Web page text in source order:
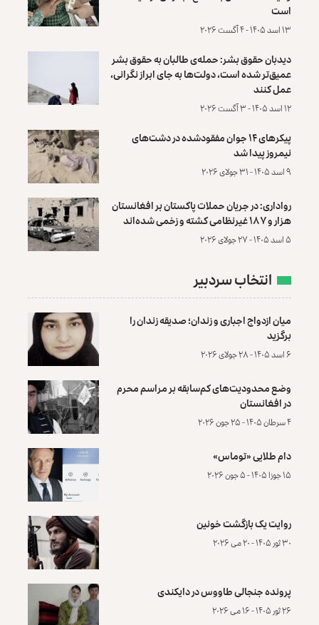
است
۱۳ اسد ۱۴۰۵ - ۴ آگست ۲۰۲۶
دیدبان حقوق بشر: حمله‌ی طالبان به حقوق بشر
عمیق‌تر شده است، دولت‌ها به جای ابراز نگرانی،
عمل کنند
۱۲ اسد ۱۴۰۵ - ۳ آگست ۲۰۲۶
پیکرهای ۱۴ جوان مفقودشده در دشت‌های
نیمروز پیدا شد
۹ اسد ۱۴۰۵ - ۳۱ جولای ۲۰۲۶
رواداری: در جریان حملات پاکستان بر افغانستان
هزار و ۱۸۷ غیرنظامی کشته و زخمی شده‌اند
۵ اسد ۱۴۰۵ - ۲۷ جولای ۲۰۲۶
انتخاب سردبیر
میان ازدواج اجباری و زندان؛ صدیقه زندان را
برگزید
۶ اسد ۱۴۰۵ - ۲۸ جولای ۲۰۲۶
وضع محدودیت‌های کم‌سابقه بر مراسم محرم
در افغانستان
۴ سرطان ۱۴۰۵ - ۲۵ جون ۲۰۲۶
دام طلایی «توماس»
۱۵ جوزا ۱۴۰۵ - ۵ جون ۲۰۲۶
روایت یک بازگشت خونین
۳۰ ثور ۱۴۰۵ - ۲۰ می ۲۰۲۶
پرونده‌ جنجالی طاووس در دایکندی
۲۶ ثور ۱۴۰۵ - ۱۶ می ۲۰۲۶